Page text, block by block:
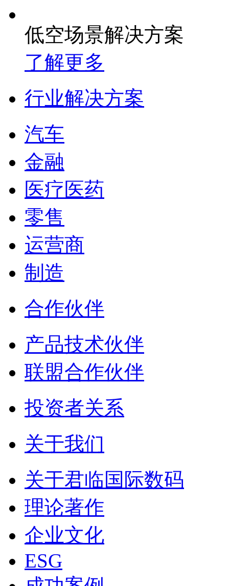
低空场景解决方案
了解更多
行业解决方案
汽车
金融
医疗医药
零售
运营商
制造
合作伙伴
产品技术伙伴
联盟合作伙伴
投资者关系
关于我们
关于君临国际数码
理论著作
企业文化
ESG